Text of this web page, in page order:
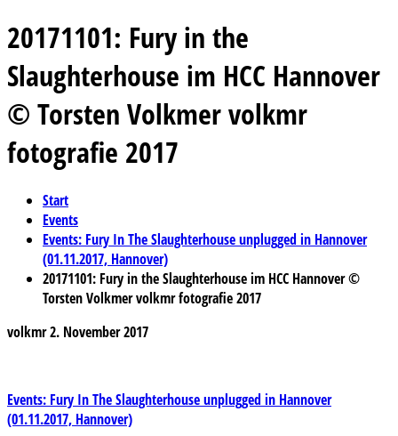
20171101: Fury in the
Slaughterhouse im HCC Hannover
© Torsten Volkmer volkmr
fotografie 2017
Start
Events
Events: Fury In The Slaughterhouse unplugged in Hannover
(01.11.2017, Hannover)
20171101: Fury in the Slaughterhouse im HCC Hannover ©
Torsten Volkmer volkmr fotografie 2017
volkmr2. November 2017
Beitragsnavigation
Events: Fury In The Slaughterhouse unplugged in Hannover
(01.11.2017, Hannover)